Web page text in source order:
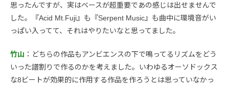
思ったんですが、実はベースが超重要であの感じは出せませんで
した。『Acid Mt.Fuji』も『Serpent Music』も曲中に環境音がい
っぱい入ってて、それはやりたいなと思ってました。
竹山 ：どちらの作品もアンビエンスの下で鳴ってるリズムをどう
いった譜割りで作るのかを考えました。いわゆるオーソドックス
な8ビートが効果的に作用する作品を作ろうとは思っていなかっ